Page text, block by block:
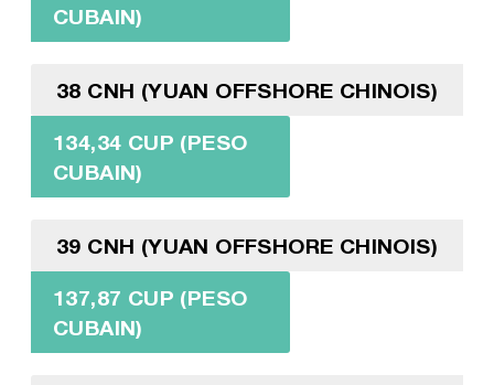
CUBAIN)
38 CNH (YUAN OFFSHORE CHINOIS)
134,34 CUP (PESO
CUBAIN)
39 CNH (YUAN OFFSHORE CHINOIS)
137,87 CUP (PESO
CUBAIN)